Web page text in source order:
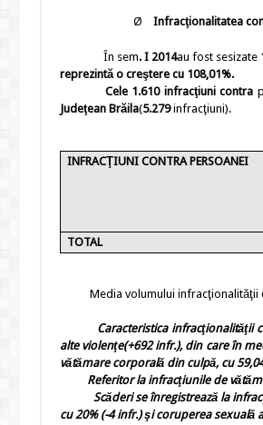
Ø Infracţionalitatea
În sem. I 2014au fost sesizate
reprezintă o creştere cu 108,01%.
Cele 1.610 infracţiuni contra
Judeţean Brăila(5.279infracţiuni).
INFRACŢIUNI CONTRA PERSOANEI
TOTAL
Media volumului infracţionalităţii
Caracteristica infracţionalităţii
alte violenţe(+692 infr.), din care în
vătămare corporală din culpă, cu
Referitor la infracţiunile de
Scăderi se înregistrează la
cu 20% (-4 infr.) şi coruperea sexuală